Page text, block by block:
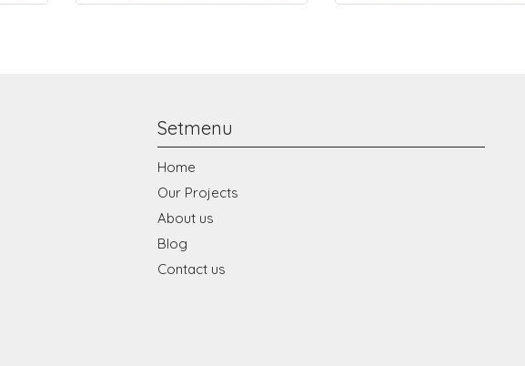
Setmenu
Home
Our Projects
About us
Blog
Contact us